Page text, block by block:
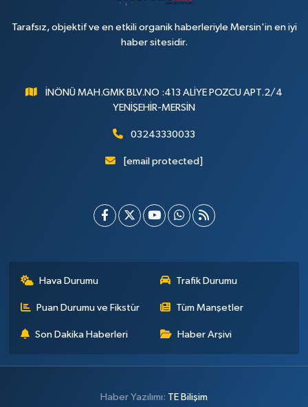
Tarafsız, objektif ve en etkili organik haberleriyle Mersin'in en iyi
haber sitesidir.
İNÖNÜ MAH.GMK BLV.NO :413 ALİYE POZCU APT.2/4
YENİŞEHİR-MERSİN
03243330033
[email protected]
Hava Durumu Trafik Durumu
Puan Durumu ve Fikstür Tüm Manşetler
Son Dakika Haberleri Haber Arşivi
Haber Yazılımı: TE Bilişim